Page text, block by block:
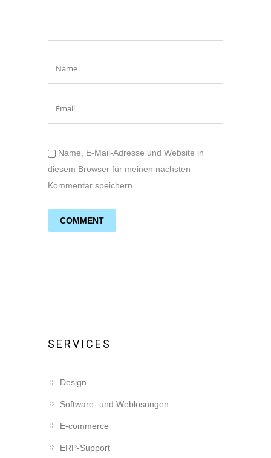
Name, E-Mail-Adresse und Website in
diesem Browser für meinen nächsten
Kommentar speichern.
SERVICES
Design
Software- und Weblösungen
E-commerce
ERP-Support